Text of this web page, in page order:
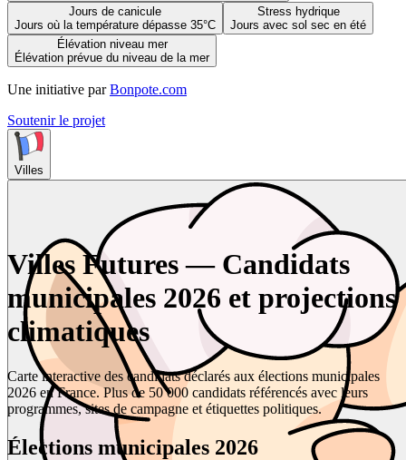
Jours de canicule
Jours où la température dépasse 35°C
Stress hydrique
Jours avec sol sec en été
Élévation niveau mer
Élévation prévue du niveau de la mer
Une initiative par Bonpote.com
Soutenir le projet
Villes
Villes Futures — Candidats
municipales 2026 et projections
climatiques
Carte interactive des candidats déclarés aux élections municipales
2026 en France. Plus de 50 000 candidats référencés avec leurs
programmes, sites de campagne et étiquettes politiques.
Élections municipales 2026